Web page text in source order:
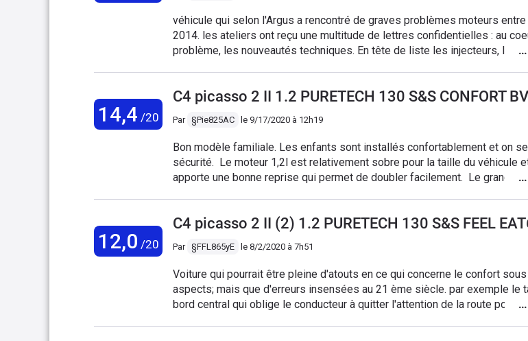
véhicule qui selon l'Argus a rencontré de graves problèmes moteurs
2014. les ateliers ont reçu une multitude de lettres confidentielles : au coeur du
problème, les nouveautés techniques. En tête de liste les injecteurs, la
sont particulièrement dangereuses, telle la panne d'injecteur qui fait
entrain de doubler. A noter également un service commercial (après-vente) au
dessous de tout, mais rien d'étonnant chez PSA.
14,4 /20
C4 picasso 2 II 1.2 PURETECH 130 S&S CONFORT
Par §Pie825AC le 9/17/2020 à 12h19
Bon modèle familiale. Les enfants sont installés confortablement et on
sécurité. Le moteur 1,2l est relativement sobre pour la taille du véhicule
apporte une bonne reprise qui permet de doubler facilement. Le grand
propriétaire (pris en charge à 50% par le constructeur). Le "moteur de l'année " avait
12,0 /20
C4 picasso 2 II (2) 1.2 PURETECH 130 S&S FEEL
Par §FFL865yE le 8/2/2020 à 7h51
Voiture qui pourrait être pleine d'atouts en ce qui concerne le confort
aspects; mais que d'erreurs insensées au 21 ème siècle. par exemple le
bord central qui oblige le conducteur à quitter l'attention de la route pour